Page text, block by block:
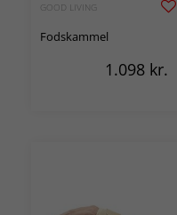
GOOD LIVING
Fodskammel
1.098 kr.